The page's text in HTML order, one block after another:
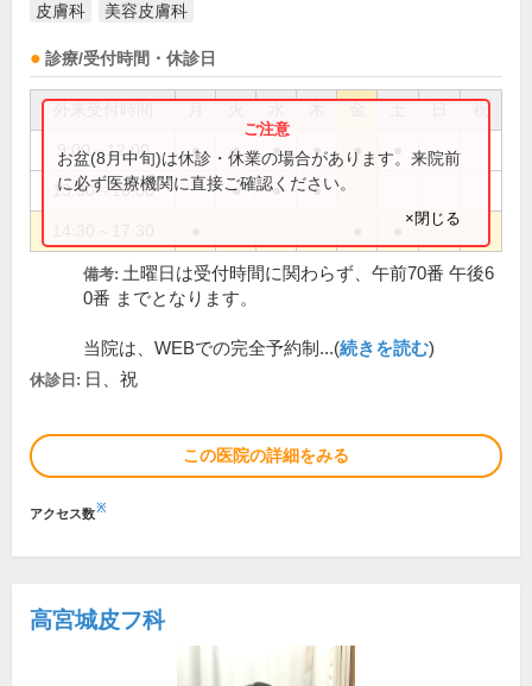
皮膚科 美容皮膚科
診療/受付時間・休診日
祝
9:00～12:00 ● ● ● ● ●
13:30～16:00 ● ● ●
お盆(8月中旬)は休診・休業の場合があります。来院前
に必ず医療機関に直接ご確認ください。
×閉じる
備考: 土曜日は受付時間に関わらず、午前70番 午後6
0番 までとなります。
当院は、WEBでの完全予約制...(続きを読む)
休診日: 日、祝
この医院の詳細をみる
アクセス数※
高宮城皮フ科